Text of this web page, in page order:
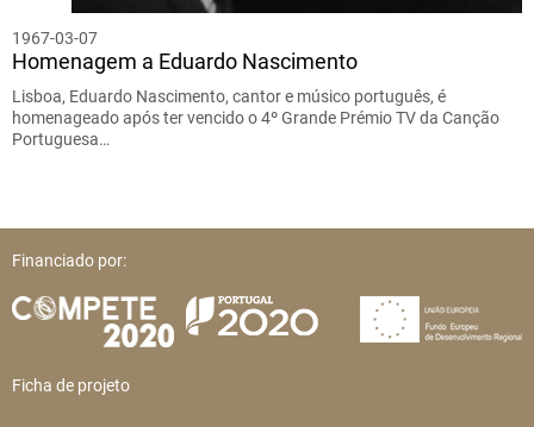
1967-03-07
Homenagem a Eduardo Nascimento
Lisboa, Eduardo Nascimento, cantor e músico português, é
homenageado após ter vencido o 4º Grande Prémio TV da Canção
Portuguesa…
Financiado por:
Ficha de projeto